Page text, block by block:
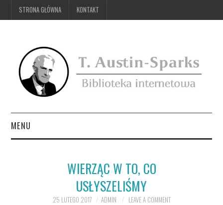
STRONA GŁÓWNA KONTAKT
MENU
WIERZĄC W TO, CO
USŁYSZELIŚMY
25 LUTEGO 2017 ADMIN LEAVE A COMMENT